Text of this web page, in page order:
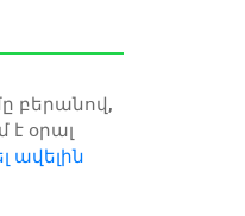
բերանով,
է օրալ
ավելին